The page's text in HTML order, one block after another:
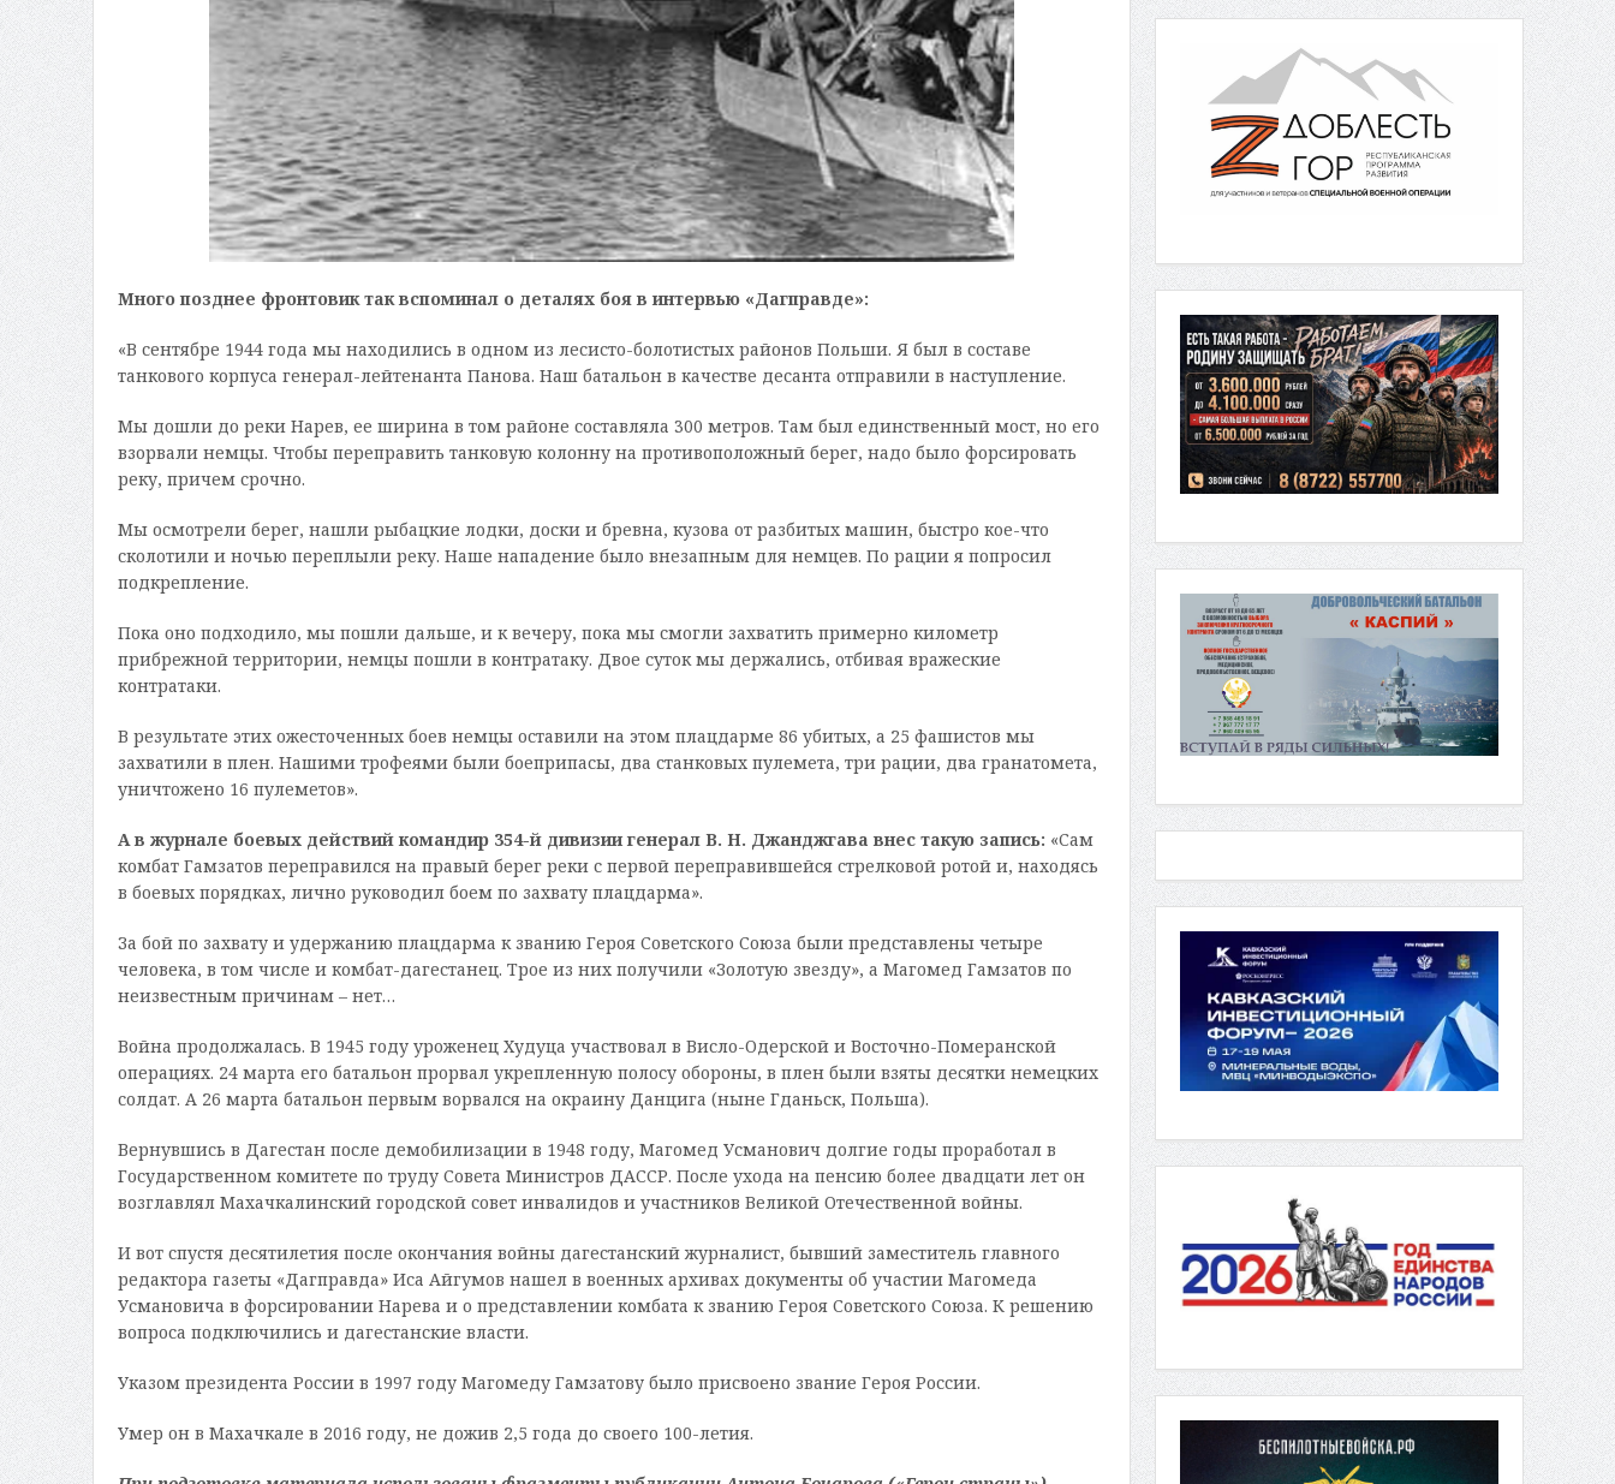
Много позднее фронтовик так вспоминал о деталях боя в интервью «Дагправде»:
«В сентябре 1944 года мы находились в одном из лесисто-болотистых районов Польши. Я был в составе
танкового корпуса генерал-лейтенанта Панова. Наш батальон в качестве десанта отправили в наступление.
Мы дошли до реки Нарев, ее ширина в том районе составляла 300 метров. Там был единственный мост, но его
взорвали немцы. Чтобы переправить танковую колонну на противоположный берег, надо было форсировать
реку, причем срочно.
Мы осмотрели берег, нашли рыбацкие лодки, доски и бревна, кузова от разбитых машин, быстро кое-что
сколотили и ночью переплыли реку. Наше нападение было внезапным для немцев. По рации я попросил
подкрепление.
Пока оно подходило, мы пошли дальше, и к вечеру, пока мы смогли захватить примерно километр
прибрежной территории, немцы пошли в контратаку. Двое суток мы держались, отбивая вражеские
контратаки.
В результате этих ожесточенных боев немцы оставили на этом плацдарме 86 убитых, а 25 фашистов мы
захватили в плен. Нашими трофеями были боеприпасы, два станковых пулемета, три рации, два гранатомета,
уничтожено 16 пулеметов».
А в журнале боевых действий командир 354-й дивизии генерал В. Н. Джанджгава внес такую запись: «Сам
комбат Гамзатов переправился на правый берег реки с первой переправившейся стрелковой ротой и, находясь
в боевых порядках, лично руководил боем по захвату плацдарма».
За бой по захвату и удержанию плацдарма к званию Героя Советского Союза были представлены четыре
человека, в том числе и комбат-дагестанец. Трое из них получили «Золотую звезду», а Магомед Гамзатов по
неизвестным причинам – нет…
Война продолжалась. В 1945 году уроженец Худуца участвовал в Висло-Одерской и Восточно-Померанской
операциях. 24 марта его батальон прорвал укрепленную полосу обороны, в плен были взяты десятки немецких
солдат. А 26 марта батальон первым ворвался на окраину Данцига (ныне Гданьск, Польша).
Вернувшись в Дагестан после демобилизации в 1948 году, Магомед Усманович долгие годы проработал в
Государственном комитете по труду Совета Министров ДАССР. После ухода на пенсию более двадцати лет он
возглавлял Махачкалинский городской совет инвалидов и участников Великой Отечественной войны.
И вот спустя десятилетия после окончания войны дагестанский журналист, бывший заместитель главного
редактора газеты «Дагправда» Иса Айгумов нашел в военных архивах документы об участии Магомеда
Усмановича в форсировании Нарева и о представлении комбата к званию Героя Советского Союза. К решению
вопроса подключились и дагестанские власти.
Указом президента России в 1997 году Магомеду Гамзатову было присвоено звание Героя России.
Умер он в Махачкале в 2016 году, не дожив 2,5 года до своего 100-летия.